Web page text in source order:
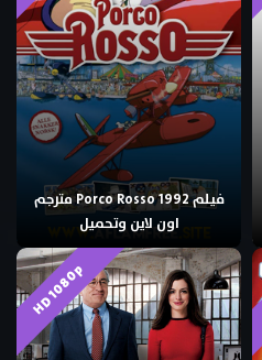
فيلم Porco Rosso 1992 مترجم
اون لاين وتحميل
HD 1080p